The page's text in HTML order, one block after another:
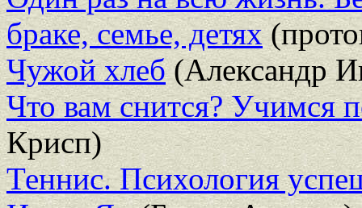
браке, семье, детях
Чужой хлеб(Александр
Что вам снится? Учимся
Крисп)
Теннис. Психология